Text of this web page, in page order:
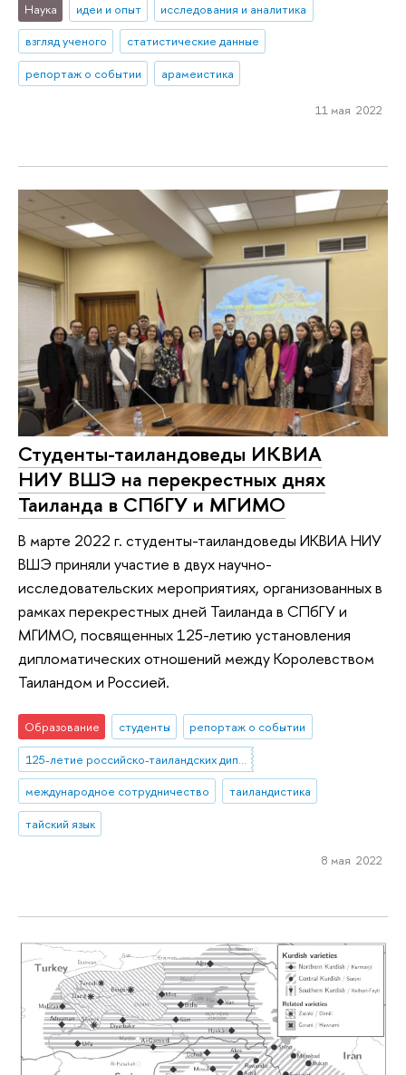
Наука идеи и опыт
исследования и аналитика
взгляд ученого
статистические данные
репортаж о событии
арамеистика
11 мая 2022
Студенты-таиландоведы ИКВИА
НИУ ВШЭ на перекрестных днях
Таиланда в СПбГУ и МГИМО
В марте 2022 г. студенты-таиландоведы ИКВИА НИУ
ВШЭ приняли участие в двух научно-
исследовательских мероприятиях, организованных в
рамках перекрестных дней Таиланда в СПбГУ и
МГИМО, посвященных 125-летию установления
дипломатических отношений между Королевством
Таиландом и Россией.
Образование студенты
репортаж о событии
125-летие российско-таиландских дипломатических отношений
международное сотрудничество
таиландистика
тайский язык
8 мая 2022